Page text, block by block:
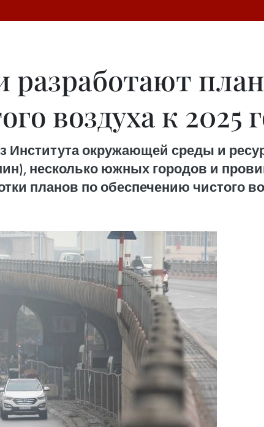
воздуха к 2025
Института окружающей среды и
несколько южных городов и
планов по обеспечению чистого